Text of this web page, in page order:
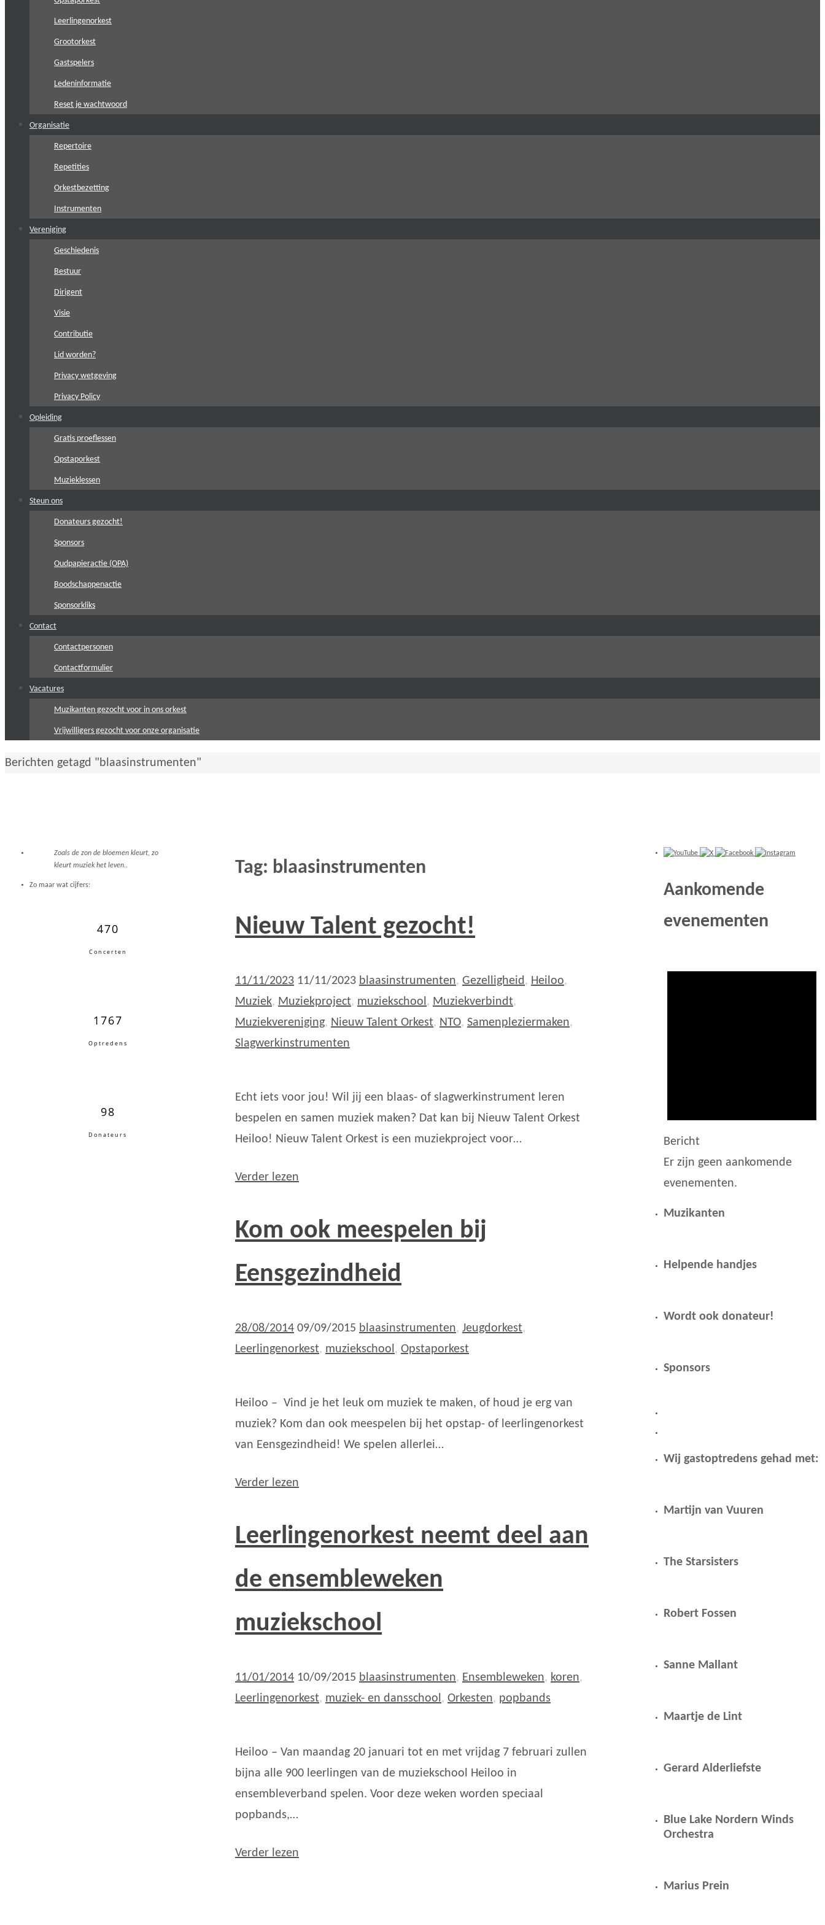
Leerlingenorkest
Grootorkest
Gastspelers
Ledeninformatie
Reset je wachtwoord
Organisatie
Repertoire
Repetities
Orkestbezetting
Instrumenten
Vereniging
Geschiedenis
Bestuur
Dirigent
Visie
Contributie
Lid worden?
Privacy wetgeving
Privacy Policy
Opleiding
Gratis proeflessen
Opstaporkest
Muzieklessen
Steun ons
Donateurs gezocht!
Sponsors
Oudpapieractie (OPA)
Boodschappenactie
Sponsorkliks
Contact
Contactpersonen
Contactformulier
Vacatures
Muzikanten gezocht voor in ons orkest
Vrijwilligers gezocht voor onze organisatie
Home
Berichten getagd "blaasinstrumenten"
Tag: blaasinstrumenten
Nieuw Talent gezocht!
11/11/2023 11/11/2023 blaasinstrumenten, Gezelligheid, Heiloo,
Muziek, Muziekproject, muziekschool, Muziekverbindt,
Muziekvereniging, Nieuw Talent Orkest, NTO, Samenpleziermaken,
Slagwerkinstrumenten
Echt iets voor jou! Wil jij een blaas- of slagwerkinstrument leren
bespelen en samen muziek maken? Dat kan bij Nieuw Talent Orkest
Heiloo! Nieuw Talent Orkest is een muziekproject voor…
Verder lezen
Kom ook meespelen bij
Eensgezindheid
28/08/2014 09/09/2015 blaasinstrumenten, Jeugdorkest,
Leerlingenorkest, muziekschool , Opstaporkest
Heiloo – Vind je het leuk om muziek te maken, of houd je erg van
muziek? Kom dan ook meespelen bij het opstap- of leerlingenorkest
van Eensgezindheid! We spelen allerlei…
Verder lezen
Leerlingenorkest neemt deel aan
de ensembleweken
muziekschool
11/01/2014 10/09/2015 blaasinstrumenten, Ensembleweken, koren,
Leerlingenorkest, muziek- en dansschool , Orkesten, popbands
Heiloo – Van maandag 20 januari tot en met vrijdag 7 februari zullen
bijna alle 900 leerlingen van de muziekschool Heiloo in
ensembleverband spelen. Voor deze weken worden speciaal
popbands,…
Verder lezen
Zoals de zon de bloemen kleurt, zo
kleurt muziek het leven..
Zo maar wat cijfers:
470
Concerten
1767
Optredens
98
Donateurs
Aankomende
evenementen
Bericht
Er zijn geen aankomende
evenementen.
Muzikanten
Helpende handjes
Wordt ook donateur!
Sponsors
Wij gastoptredens gehad met:
Martijn van Vuuren
The Starsisters
Robert Fossen
Sanne Mallant
Maartje de Lint
Gerard Alderliefste
Blue Lake Nordern Winds
Orchestra
Marius Prein